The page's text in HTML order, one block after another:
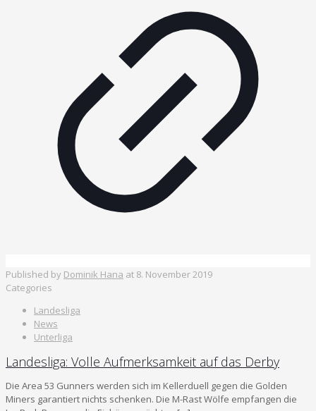
Published by Dominik Hana at 8. November 2019
Categories
Landesliga
News
Unterliga
Landesliga: Volle Aufmerksamkeit auf das Derby
Die Area 53 Gunners werden sich im Kellerduell gegen die Golden
Miners garantiert nichts schenken. Die M-Rast Wölfe empfangen die